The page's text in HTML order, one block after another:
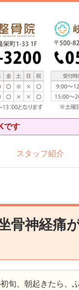
です
スタッフ紹介
骨神経痛
旬、朝起きたら、